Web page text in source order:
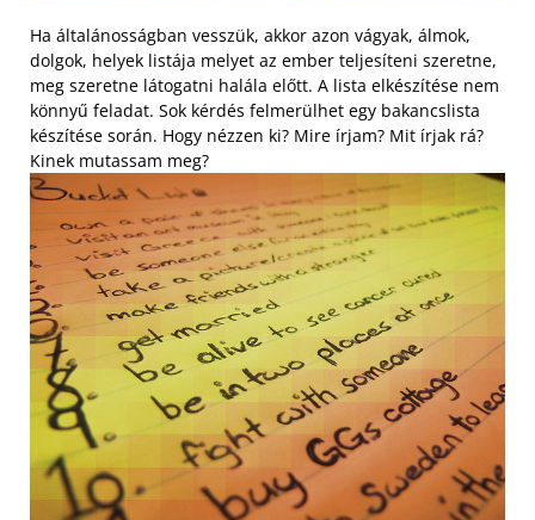
Ha általánosságban vesszük, akkor azon vágyak, álmok,
dolgok, helyek listája melyet az ember teljesíteni szeretne,
meg szeretne látogatni halála előtt. A lista elkészítése nem
könnyű feladat. Sok kérdés felmerülhet egy bakancslista
készítése során. Hogy nézzen ki? Mire írjam? Mit írjak rá?
Kinek mutassam meg?